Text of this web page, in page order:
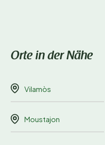
Orte in der Nähe
Vilamòs
Moustajon